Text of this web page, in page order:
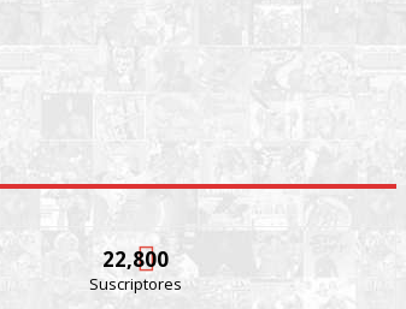
22,800
Suscriptores